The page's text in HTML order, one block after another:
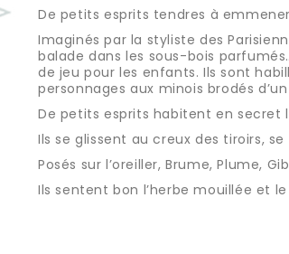
De petits esprits tendres à
Imaginés par la styliste des
balade dans les sous-bois
de jeu pour les enfants. Ils sont
personnages aux minois brodés
De petits esprits habitent en secret
Ils se glissent au creux des tiroirs,
Posés sur l’oreiller, Brume, Plume,
Ils sentent bon l’herbe mouillée et